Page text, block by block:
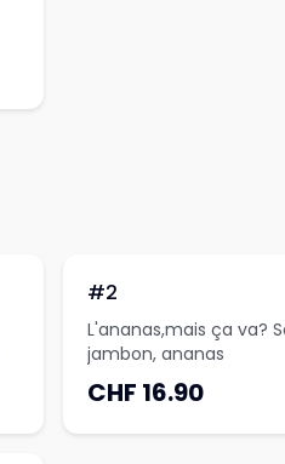
#2
L'ananas,mais ça va?
jambon, ananas
CHF 16.90